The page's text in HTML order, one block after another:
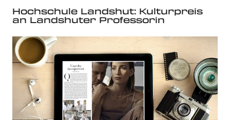
Hochschule Landshut: Kulturpreis
an Landshuter Professorin